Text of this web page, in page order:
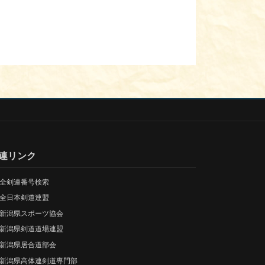
リンク
全剣連番号検索
全日本剣道連盟
新潟県スポーツ協会
新潟県剣道道場連盟
新潟県居合道部会
新潟県高体連剣道専門部